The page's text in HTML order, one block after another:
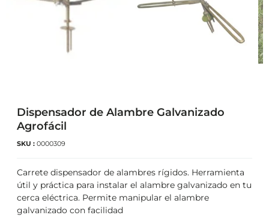
Dispensador de Alambre Galvanizado
Agrofácil
SKU : 0000309
Carrete dispensador de alambres rígidos. Herramienta
útil y práctica para instalar el alambre galvanizado en tu
cerca eléctrica. Permite manipular el alambre
galvanizado con facilidad